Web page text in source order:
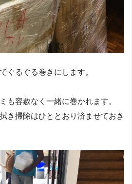
ぐるぐる巻きにします。
も容赦なく一緒に巻かれます。
き掃除はひととおり済ませておき